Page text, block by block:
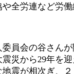
全労連など労
員会の谷さんが
災から29年を
震が相次ぎ、